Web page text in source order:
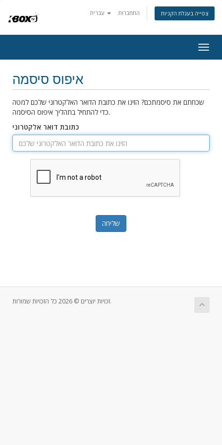
התחברות צפייה בעגלת הקניות
איפוס סיסמה
שכחתם את סיסמתכם? הזינו את כתובת הדואר האלקטרוני שלכם למטה
כדי להתחיל בתהליך איפוס הסיסמה.
כתובת דואר אלקטרוני
שליחה
זכויות יוצרים © 2026 כל הזכויות שמורות.